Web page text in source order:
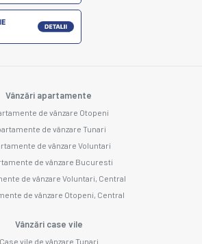
Vânzări apartamente
de vânzare Otopeni
de vânzare Tunari
de vânzare Voluntari
de vânzare Bucuresti
de vânzare Voluntari, Central
de vânzare Otopeni, Central
Vânzări case vile
Case vile de vânzare Tunari